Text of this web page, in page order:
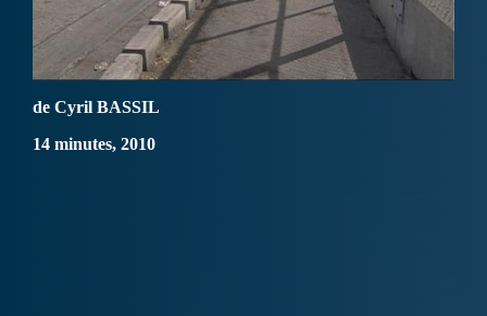
de Cyril BASSIL
14 minutes, 2010